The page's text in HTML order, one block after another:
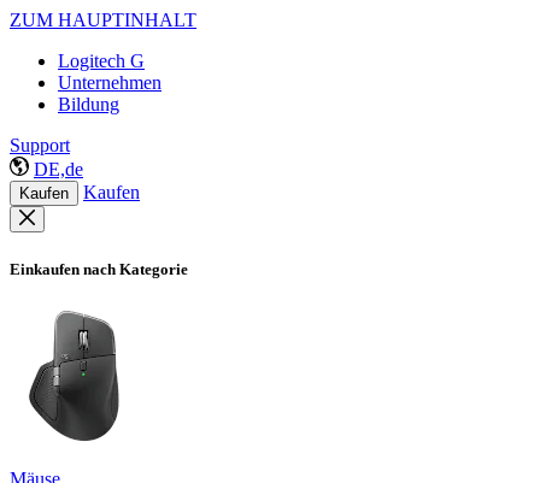
ZUM HAUPTINHALT
Logitech G
Unternehmen
Bildung
Support
DE,de
Kaufen Kaufen
Einkaufen nach Kategorie
Mäuse